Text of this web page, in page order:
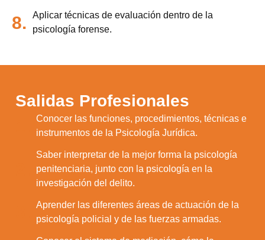
8.
Aplicar técnicas de evaluación dentro de la
psicología forense.
Salidas Profesionales
Conocer las funciones, procedimientos, técnicas e
instrumentos de la Psicología Jurídica.
Saber interpretar de la mejor forma la psicología
penitenciaria, junto con la psicología en la
investigación del delito.
Aprender las diferentes áreas de actuación de la
psicología policial y de las fuerzas armadas.